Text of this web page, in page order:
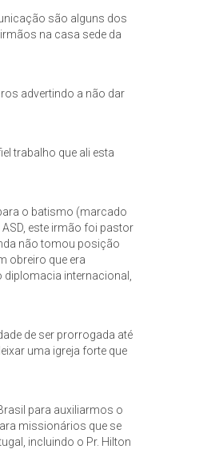
são alguns dos
na casa sede da
advertindo a não dar
trabalho que ali esta
o batismo (marcado
este irmão foi pastor
não tomou posição
obreiro que era
internacional,
de ser prorrogada até
uma igreja forte que
para auxiliarmos o
missionários que se
incluindo o Pr. Hilton